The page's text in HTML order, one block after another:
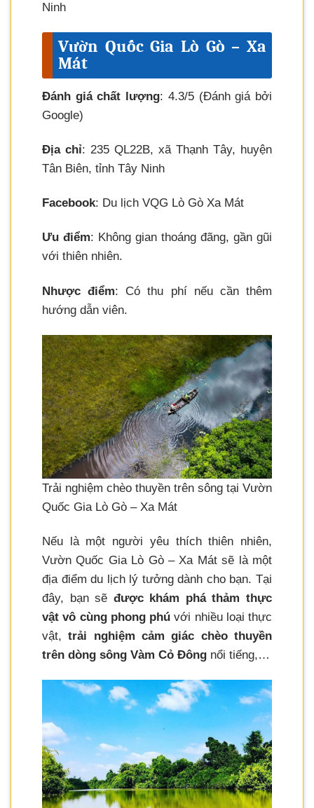
Ninh
Vườn Quốc Gia Lò Gò – Xa
Mát
Đánh giá chất lượng: 4.3/5 (Đánh giá bởi
Google)
Địa chỉ: 235 QL22B, xã Thạnh Tây, huyện
Tân Biên, tỉnh Tây Ninh
Facebook: Du lịch VQG Lò Gò Xa Mát
Ưu điểm: Không gian thoáng đãng, gần gũi
với thiên nhiên.
Nhược điểm: Có thu phí nếu cần thêm
hướng dẫn viên.
Trải nghiệm chèo thuyền trên sông tại Vườn
Quốc Gia Lò Gò – Xa Mát
Nếu là một người yêu thích thiên nhiên,
Vườn Quốc Gia Lò Gò – Xa Mát sẽ là một
địa điểm du lịch lý tưởng dành cho bạn. Tại
đây, bạn sẽ được khám phá thảm thực
vật vô cùng phong phú với nhiều loại thực
vật,trải nghiệm cảm giác chèo thuyền
trên dòng sông Vàm Cỏ Đông nổi tiếng,…